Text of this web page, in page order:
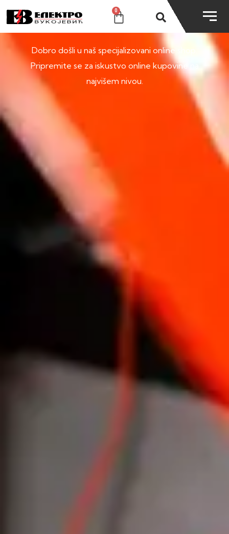
0
SHOP
Dobro došli u naš specijalizovani online shop.
Pripremite se za iskustvo online kupovine na
najvišem nivou.